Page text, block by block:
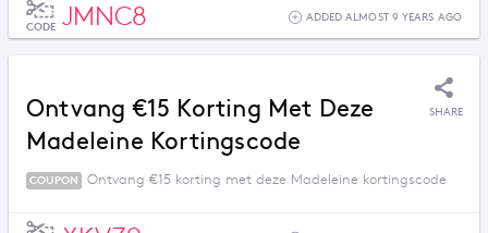
CODE JMNC8 ADDED ALMOST 9 YEARS AGO
Ontvang €15 Korting Met Deze
Madeleine Kortingscode
SHARE
COUPON Ontvang €15 korting met deze Madeleine kortingscode